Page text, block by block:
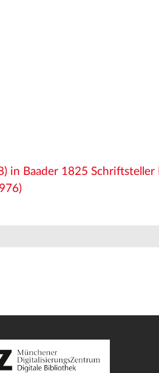
in Baader 1825 Schriftsteller II